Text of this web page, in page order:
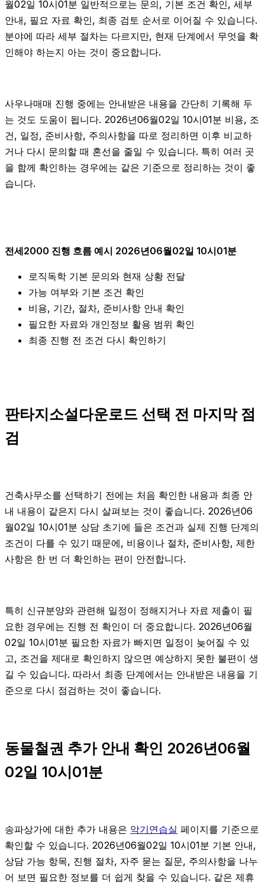
월02일 10시01분 일반적으로는 문의, 기본 조건 확인, 세부
안내, 필요 자료 확인, 최종 검토 순서로 이어질 수 있습니다.
분야에 따라 세부 절차는 다르지만, 현재 단계에서 무엇을 확
인해야 하는지 아는 것이 중요합니다.
사우나매매 진행 중에는 안내받은 내용을 간단히 기록해 두
는 것도 도움이 됩니다. 2026년06월02일 10시01분 비용, 조
건, 일정, 준비사항, 주의사항을 따로 정리하면 이후 비교하
거나 다시 문의할 때 혼선을 줄일 수 있습니다. 특히 여러 곳
을 함께 확인하는 경우에는 같은 기준으로 정리하는 것이 좋
습니다.
전세2000 진행 흐름 예시 2026년06월02일 10시01분
로직독학 기본 문의와 현재 상황 전달
가능 여부와 기본 조건 확인
비용, 기간, 절차, 준비사항 안내 확인
필요한 자료와 개인정보 활용 범위 확인
최종 진행 전 조건 다시 확인하기
판타지소설다운로드 선택 전 마지막 점
검
건축사무소를 선택하기 전에는 처음 확인한 내용과 최종 안
내 내용이 같은지 다시 살펴보는 것이 좋습니다. 2026년06
월02일 10시01분 상담 초기에 들은 조건과 실제 진행 단계의
조건이 다를 수 있기 때문에, 비용이나 절차, 준비사항, 제한
사항은 한 번 더 확인하는 편이 안전합니다.
특히 신규분양와 관련해 일정이 정해지거나 자료 제출이 필
요한 경우에는 진행 전 확인이 더 중요합니다. 2026년06월
02일 10시01분 필요한 자료가 빠지면 일정이 늦어질 수 있
고, 조건을 제대로 확인하지 않으면 예상하지 못한 불편이 생
길 수 있습니다. 따라서 최종 단계에서는 안내받은 내용을 기
준으로 다시 점검하는 것이 좋습니다.
동물철권 추가 안내 확인 2026년06월
02일 10시01분
송파상가에 대한 추가 내용은 악기연습실 페이지를 기준으로
확인할 수 있습니다. 2026년06월02일 10시01분 기본 안내,
상담 가능 항목, 진행 절차, 자주 묻는 질문, 주의사항을 나누
어 보면 필요한 정보를 더 쉽게 찾을 수 있습니다. 같은 제휴